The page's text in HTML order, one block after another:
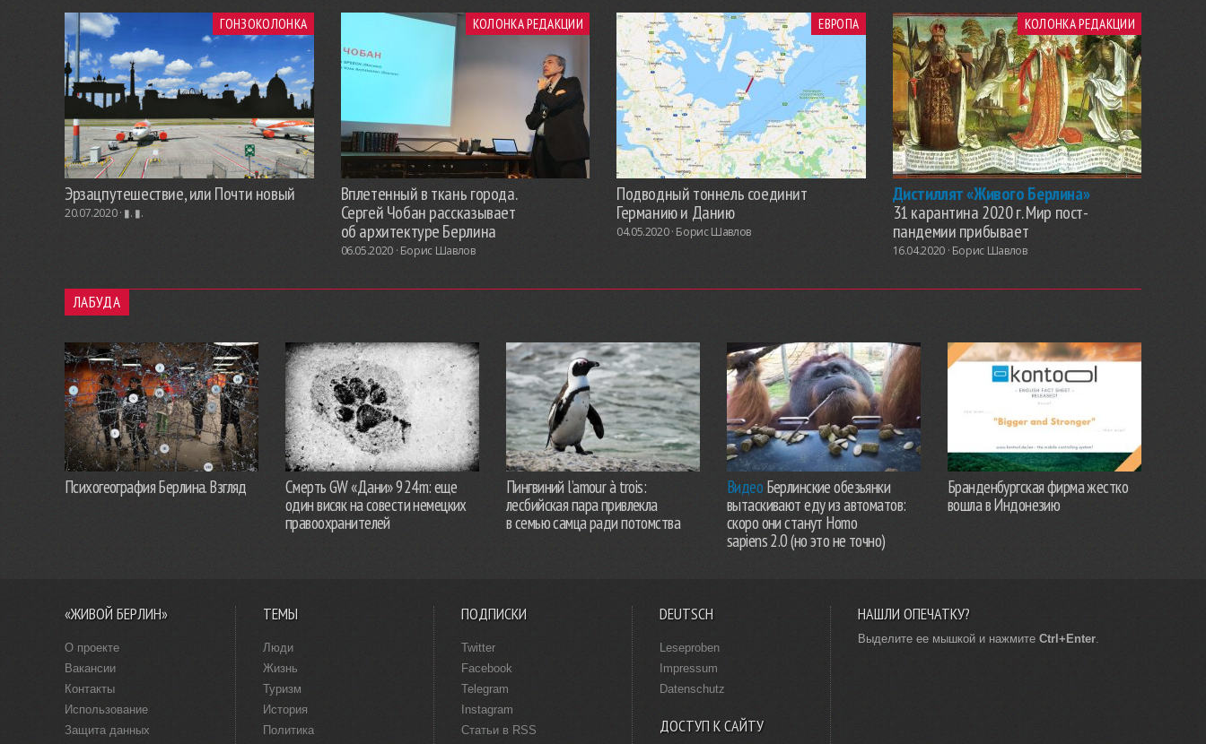
ГОНЗОКОЛОНКА
Эрзацпутешествие, или Почти новый
20.07.2020 · ▮. ▮.
КОЛОНКА РЕДАКЦИИ
Вплетенный в ткань города.
Сергей Чобан рассказывает
об архитектуре Берлина
06.05.2020 · Борис Шавлов
ЕВРОПА
Подводный тоннель соединит
Германию и Данию
04.05.2020 · Борис Шавлов
КОЛОНКА РЕДАКЦИИ
Дистиллят «Живого Берлина»
31 карантина 2020 г. Мир пост-
пандемии прибывает
16.04.2020 · Борис Шавлов
ЛАБУДА
Психогеография Берлина. Взгляд
Смерть GW «Дани» 924m: еще
один висяк на совести немецких
правоохранителей
Пингвиний l’amour à trois:
лесбийская пара привлекла
в семью самца ради потомства
Видео Берлинские обезьянки
вытаскивают еду из автоматов:
скоро они станут Homo
sapiens 2.0 (но это не точно)
Бранденбургская фирма жестко
вошла в Индонезию
«ЖИВОЙ БЕРЛИН»
О проекте
Вакансии
Контакты
Использование
Защита данных
ТЕМЫ
Люди
Жизнь
Туризм
История
Политика
ПОДПИСКИ
Twitter
Facebook
Telegram
Instagram
Статьи в RSS
DEUTSCH
Leseproben
Impressum
Datenschutz
ДОСТУП К САЙТУ
НАШЛИ ОПЕЧАТКУ?
Выделите ее мышкой и нажмите Ctrl+Enter